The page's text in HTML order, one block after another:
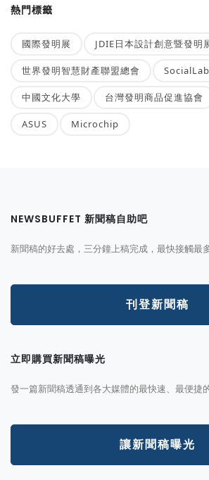
熱門標籤
國際發明展 JDIE日本設計創意暨發明
世界發明智慧財產聯盟總會 SocialLab
中國文化大學 台灣發明商品促進協會
ASUS Microchip
NEWSBUFFET 新聞稿自助吧
新聞稿的好去處，三分鐘上稿完成，最快接觸最
刊登新聞稿
立即購買新聞稿曝光
發一篇新聞稿透通到各大媒體的最快速、最便捷
讓新聞稿曝光